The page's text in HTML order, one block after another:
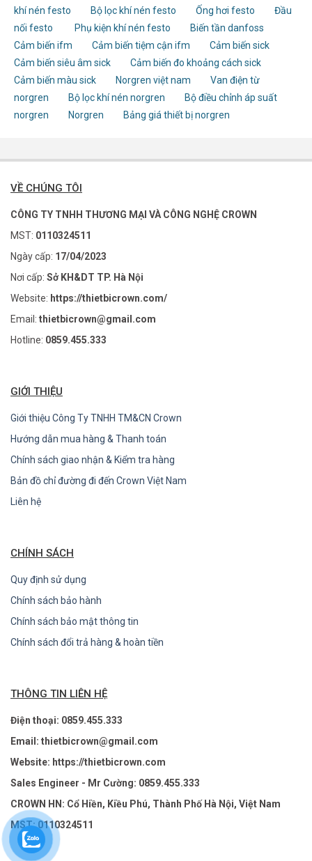
khí nén festo
Bộ lọc khí nén festo Ống hơi festo
Đầu
nối festo
Phụ kiện khí nén festo
Biến tần danfoss
Cảm biến ifm
Cảm biến tiệm cận ifm
Cảm biến sick
Cảm biến siêu âm sick
Cảm biến đo khoảng cách sick
Cảm biến màu sick
Norgren việt nam
Van điện từ
norgren
Bộ lọc khí nén norgren
Bộ điều chỉnh áp suất
norgren
Norgren Bảng giá thiết bị norgren
VỀ CHÚNG TÔI
CÔNG TY TNHH THƯƠNG MẠI VÀ CÔNG NGHỆ CROWN
MST: 0110324511
Ngày cấp: 17/04/2023
Nơi cấp: Sở KH&DT TP. Hà Nội
Website: https://thietbicrown.com/
Email: thietbicrown@gmail.com
Hotline: 0859.455.333
GIỚI THIỆU
Giới thiệu Công Ty TNHH TM&CN Crown
Hướng dẫn mua hàng & Thanh toán
Chính sách giao nhận & Kiểm tra hàng
Bản đồ chỉ đường đi đến Crown Việt Nam
Liên hệ
CHÍNH SÁCH
Quy định sử dụng
Chính sách bảo hành
Chính sách bảo mật thông tin
Chính sách đổi trả hàng & hoàn tiền
THÔNG TIN LIÊN HỆ
Điện thoại: 0859.455.333
Email: thietbicrown@gmail.com
Website: https://thietbicrown.com
Sales Engineer - Mr Cường: 0859.455.333
CROWN HN: Cổ Hiền, Kiều Phú, Thành Phố Hà Nội, Việt Nam
MST: 0110324511